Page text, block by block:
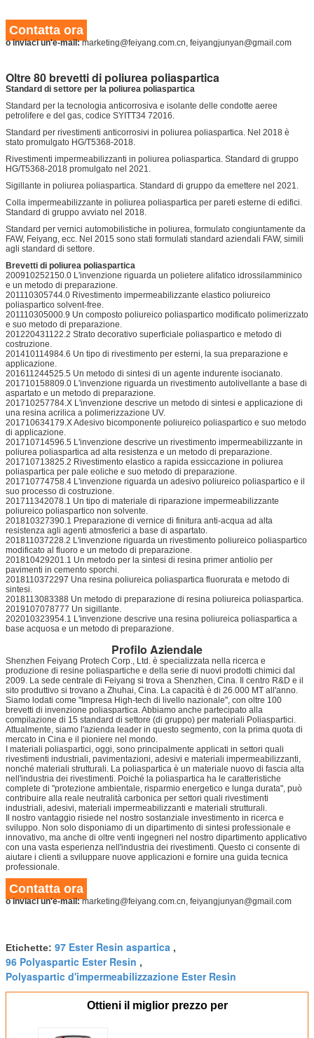
Contatta ora
o inviaci un'e-mail:marketing@feiyang.com.cn, feiyangjunyan@gmail.com
Oltre 80 brevetti di poliurea poliaspartica
Standard di settore per la poliurea poliaspartica
Standard per la tecnologia anticorrosiva e isolante delle condotte aeree
petrolifere e del gas, codice SYITT34 72016.
Standard per rivestimenti anticorrosivi in poliurea poliaspartica. Nel 2018 è
stato promulgato HG/T5368-2018.
Rivestimenti impermeabilizzanti in poliurea poliaspartica. Standard di gruppo
HG/T5368-2018 promulgato nel 2021.
Sigillante in poliurea poliaspartica. Standard di gruppo da emettere nel 2021.
Colla impermeabilizzante in poliurea poliaspartica per pareti esterne di edifici.
Standard di gruppo avviato nel 2018.
Standard per vernici automobilistiche in poliurea, formulato congiuntamente da
FAW, Feiyang, ecc. Nel 2015 sono stati formulati standard aziendali FAW, simili
agli standard di settore.
Brevetti di poliurea poliaspartica
200910252150.0 L'invenzione riguarda un polietere alifatico idrossilamminico
e un metodo di preparazione.
201110305744.0 Rivestimento impermeabilizzante elastico poliureico
poliaspartico solvent-free.
201110305000.9 Un composto poliureico poliaspartico modificato polimerizzato
e suo metodo di preparazione.
201220431122.2 Strato decorativo superficiale poliaspartico e metodo di
costruzione.
201410114984.6 Un tipo di rivestimento per esterni, la sua preparazione e
applicazione.
201611244525.5 Un metodo di sintesi di un agente indurente isocianato.
201710158809.0 L'invenzione riguarda un rivestimento autolivellante a base di
aspartato e un metodo di preparazione.
201710257784.X L'invenzione descrive un metodo di sintesi e applicazione di
una resina acrilica a polimerizzazione UV.
201710634179.X Adesivo bicomponente poliureico poliaspartico e suo metodo
di applicazione.
201710714596.5 L'invenzione descrive un rivestimento impermeabilizzante in
poliurea poliaspartica ad alta resistenza e un metodo di preparazione.
201710713825.2 Rivestimento elastico a rapida essiccazione in poliurea
poliaspartica per pale eoliche e suo metodo di preparazione.
201710774758.4 L'invenzione riguarda un adesivo poliureico poliaspartico e il
suo processo di costruzione.
201711342078.1 Un tipo di materiale di riparazione impermeabilizzante
poliureico poliaspartico non solvente.
201810327390.1 Preparazione di vernice di finitura anti-acqua ad alta
resistenza agli agenti atmosferici a base di aspartato.
201811037228.2 L'invenzione riguarda un rivestimento poliureico poliaspartico
modificato al fluoro e un metodo di preparazione.
201810429201.1 Un metodo per la sintesi di resina primer antiolio per
pavimenti in cemento sporchi.
2018110372297 Una resina poliureica poliaspartica fluorurata e metodo di
sintesi.
2018113083388 Un metodo di preparazione di resina poliureica poliaspartica.
2019107078777 Un sigillante.
202010323954.1 L'invenzione descrive una resina poliureica poliaspartica a
base acquosa e un metodo di preparazione.
Profilo Aziendale
Shenzhen Feiyang Protech Corp., Ltd. è specializzata nella ricerca e
produzione di resine poliaspartiche e della serie di nuovi prodotti chimici dal
2009. La sede centrale di Feiyang si trova a Shenzhen, Cina. Il centro R&D e il
sito produttivo si trovano a Zhuhai, Cina. La capacità è di 26.000 MT all'anno.
Siamo lodati come "Impresa High-tech di livello nazionale", con oltre 100
brevetti di invenzione poliaspartica. Abbiamo anche partecipato alla
compilazione di 15 standard di settore (di gruppo) per materiali Poliaspartici.
Attualmente, siamo l'azienda leader in questo segmento, con la prima quota di
mercato in Cina e il pioniere nel mondo.
I materiali poliaspartici, oggi, sono principalmente applicati in settori quali
rivestimenti industriali, pavimentazioni, adesivi e materiali impermeabilizzanti,
nonché materiali strutturali. La poliaspartica è un materiale nuovo di fascia alta
nell'industria dei rivestimenti. Poiché la poliaspartica ha le caratteristiche
complete di "protezione ambientale, risparmio energetico e lunga durata", può
contribuire alla reale neutralità carbonica per settori quali rivestimenti
industriali, adesivi, materiali impermeabilizzanti e materiali strutturali.
Il nostro vantaggio risiede nel nostro sostanziale investimento in ricerca e
sviluppo. Non solo disponiamo di un dipartimento di sintesi professionale e
innovativo, ma anche di oltre venti ingegneri nel nostro dipartimento applicativo
con una vasta esperienza nell'industria dei rivestimenti. Questo ci consente di
aiutare i clienti a sviluppare nuove applicazioni e fornire una guida tecnica
professionale.
Contatta ora
o inviaci un'e-mail:marketing@feiyang.com.cn, feiyangjunyan@gmail.com
Etichette: 97 Ester Resin aspartica ,
96 Polyaspartic Ester Resin ,
Polyaspartic d'impermeabilizzazione Ester Resin
Ottieni il miglior prezzo per